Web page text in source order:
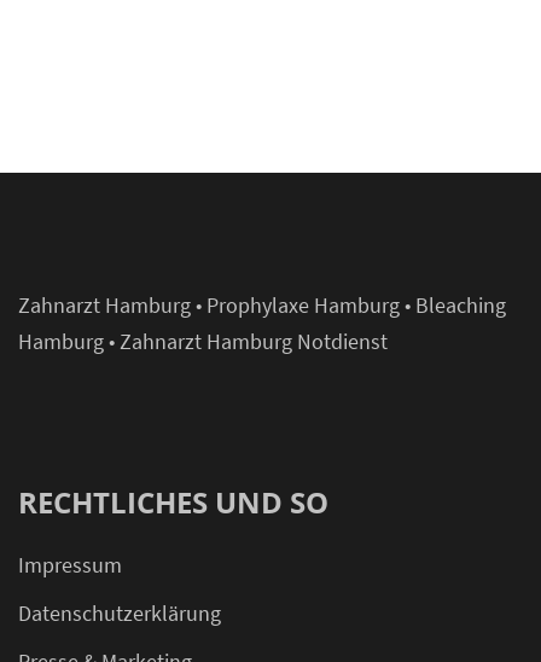
Zahnarzt Hamburg• Prophylaxe Hamburg• Bleaching
Hamburg•Zahnarzt Hamburg Notdienst
RECHTLICHES UND SO
Impressum
Datenschutzerklärung